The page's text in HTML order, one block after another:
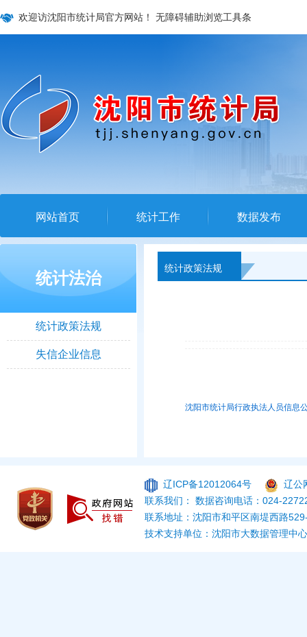
欢迎访沈阳市统计局官方网站！ 无障碍辅助浏览工具条
网站首页 统计工作 数据发布
统计法治
统计政策法规
失信企业信息
统计政策法规
沈阳市统计局行政执法人员信息
辽ICP备12012064号
辽公
联系我们： 数据咨询电话：024-
联系地址：沈阳市和平区南堤西路
技术支持单位：沈阳市大数据管理中